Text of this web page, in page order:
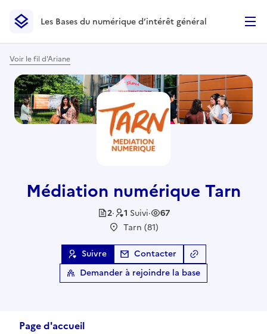
Les Bases du numérique d’intérêt général- Retour à la
Les Bases du numérique d’intérêt général
Voir le fil d'Ariane
Médiation numérique Tarn
2· 1 Suivi·
67
Tarn (81)
Suivre Contacter Copier le lien
Demander à rejoindre la base
Page d'accueil